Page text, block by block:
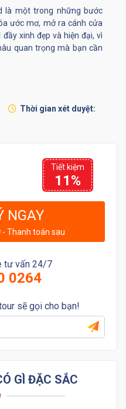
là một trong những bước
ước mơ, mở ra cánh cửa
xinh đẹp và hiện đại, vì
quan trọng mà bạn cần
Thời gian xét duyệt:
GÌ ĐẶC SẮC
Tiết kiệm
11%
NGAY
- Thanh toán sau
tư vấn 24/7
0264
sẽ gọi cho bạn!